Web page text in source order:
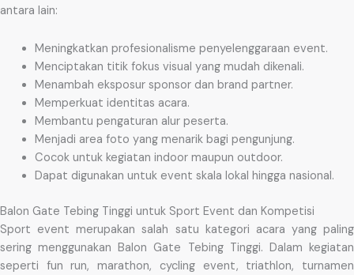
antara lain:
Meningkatkan profesionalisme penyelenggaraan event.
Menciptakan titik fokus visual yang mudah dikenali.
Menambah eksposur sponsor dan brand partner.
Memperkuat identitas acara.
Membantu pengaturan alur peserta.
Menjadi area foto yang menarik bagi pengunjung.
Cocok untuk kegiatan indoor maupun outdoor.
Dapat digunakan untuk event skala lokal hingga nasional.
Balon Gate Tebing Tinggi untuk Sport Event dan Kompetisi
Sport event merupakan salah satu kategori acara yang paling
sering menggunakan Balon Gate Tebing Tinggi. Dalam kegiatan
seperti fun run, marathon, cycling event, triathlon, turnamen